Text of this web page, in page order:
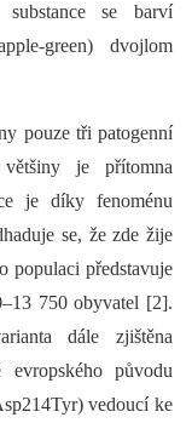
se barví
green) dvojlom
pouze tři patogenní
je přítomna
je díky fenoménu
se, že zde žije
populaci představuje
750 obyvatel [2].
dále zjištěna
původu
vedoucí ke